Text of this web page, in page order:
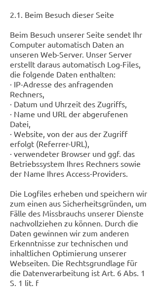
2.1. Beim Besuch dieser Seite
Beim Besuch unserer Seite sendet Ihr
Computer automatisch Daten an
unseren Web-Server. Unser Server
erstellt daraus automatisch Log-Files,
die folgende Daten enthalten:
· IP-Adresse des anfragenden
Rechners,
· Datum und Uhrzeit des Zugriffs,
· Name und URL der abgerufenen
Datei,
· Website, von der aus der Zugriff
erfolgt (Referrer-URL),
· verwendeter Browser und ggf. das
Betriebssystem Ihres Rechners sowie
der Name Ihres Access-Providers.
Die Logfiles erheben und speichern wir
zum einen aus Sicherheitsgründen, um
Fälle des Missbrauchs unserer Dienste
nachvollziehen zu können. Durch die
Daten gewinnen wir zum anderen
Erkenntnisse zur technischen und
inhaltlichen Optimierung unserer
Webseiten. Die Rechtsgrundlage für
die Datenverarbeitung ist Art. 6 Abs. 1
S. 1 lit. f